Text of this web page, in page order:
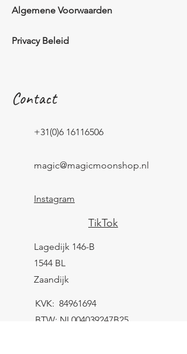
Algemene Voorwaarden
Privacy Beleid
Contact
+31(0)6 16116506
magic@magicmoonshop.nl
Instagram
TikTok
Lagedijk 146-B
1544 BL
Zaandijk
KVK: 84961694
BTW: NL004039247B25